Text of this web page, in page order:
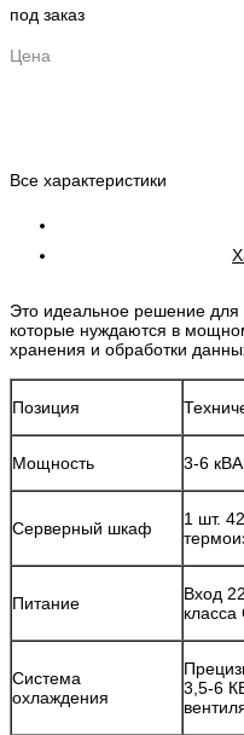
под заказ
Цена
Все характеристики
Это идеальное решение для
которые нуждаются в
хранения и обработки
Позиция
Мощность 3-6 кВА
Серверный шкаф
1 шт.
Питание
Вход
класса
Система
охлаждения
3,5-6